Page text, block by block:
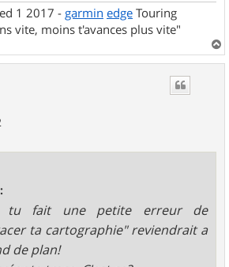
1 2017 - garmin edge Touring
vite, moins t'avances plus vite"
a
tu fait une petite erreur de
ta cartographie" reviendrait a
de plan!